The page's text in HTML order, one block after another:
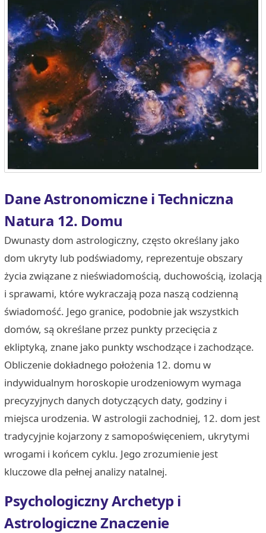
Dane Astronomiczne i Techniczna
Natura 12. Domu
Dwunasty dom astrologiczny, często określany jako
dom ukryty lub podświadomy, reprezentuje obszary
życia związane z nieświadomością, duchowością, izolacją
i sprawami, które wykraczają poza naszą codzienną
świadomość. Jego granice, podobnie jak wszystkich
domów, są określane przez punkty przecięcia z
ekliptyką, znane jako punkty wschodzące i zachodzące.
Obliczenie dokładnego położenia 12. domu w
indywidualnym horoskopie urodzeniowym wymaga
precyzyjnych danych dotyczących daty, godziny i
miejsca urodzenia. W astrologii zachodniej, 12. dom jest
tradycyjnie kojarzony z samopoświęceniem, ukrytymi
wrogami i końcem cyklu. Jego zrozumienie jest
kluczowe dla pełnej analizy natalnej.
Psychologiczny Archetyp i
Astrologiczne Znaczenie